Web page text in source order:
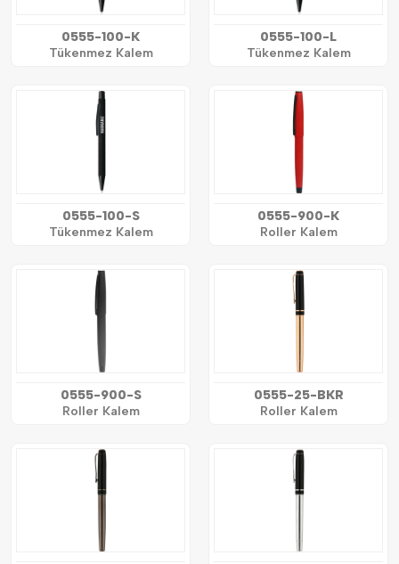
0555-100-K
Tükenmez Kalem
0555-100-L
Tükenmez Kalem
0555-100-S
Tükenmez Kalem
0555-900-K
Roller Kalem
0555-900-S
Roller Kalem
0555-25-BKR
Roller Kalem